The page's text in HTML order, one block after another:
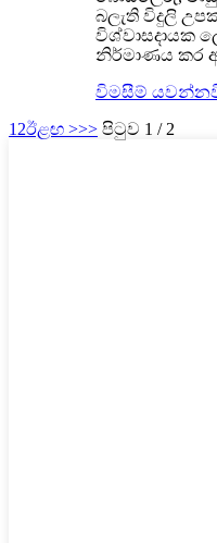
බලැති විදුලි
විශ්වාසදායක
නිර්මාණය කර
විමසීම් යවන්න
12ඊළඟ >>> පිටුව 1 / 2